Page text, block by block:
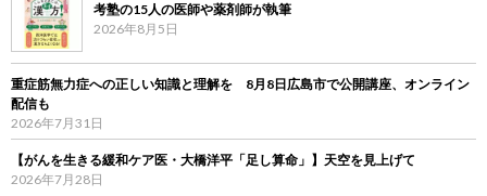
考塾の15人の医師や薬剤師が執筆
2026年8月5日
重症筋無力症への正しい知識と理解を 8月8日広島市で公開講座、オンライン
配信も
2026年7月31日
【がんを生きる緩和ケア医・大橋洋平「足し算命」】天空を見上げて
2026年7月28日